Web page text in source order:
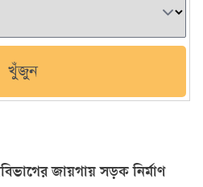
খুঁজুন
জায়গায় সড়ক নির্মাণ